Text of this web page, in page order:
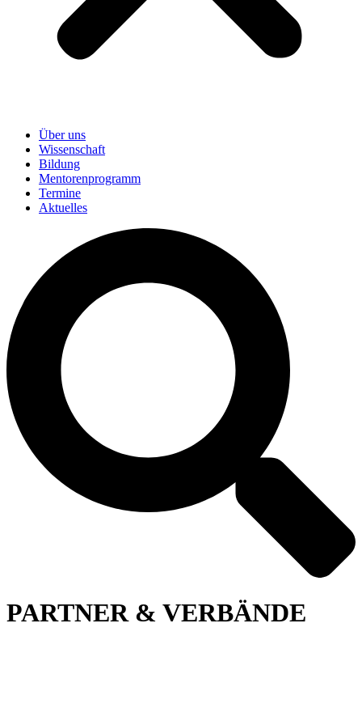
Über uns
Wissenschaft
Bildung
Mentorenprogramm
Termine
Aktuelles
PARTNER & VERBÄNDE